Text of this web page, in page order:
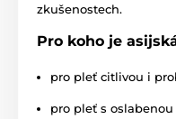
zkušenostech.
Pro koho je
pro pleť citlivou i
pro pleť s